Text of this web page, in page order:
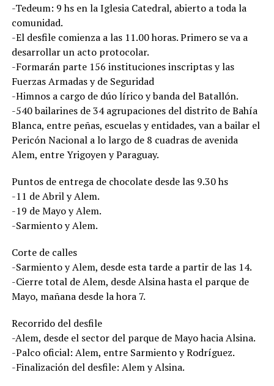
-Tedeum: 9 hs en la Iglesia Catedral, abierto a toda la
comunidad.
-El desfile comienza a las 11.00 horas. Primero se va a
desarrollar un acto protocolar.
-Formarán parte 156 instituciones inscriptas y las
Fuerzas Armadas y de Seguridad
-Himnos a cargo de dúo lírico y banda del Batallón.
-540 bailarines de 34 agrupaciones del distrito de Bahía
Blanca, entre peñas, escuelas y entidades, van a bailar el
Pericón Nacional a lo largo de 8 cuadras de avenida
Alem, entre Yrigoyen y Paraguay.
Puntos de entrega de chocolate desde las 9.30 hs
-11 de Abril y Alem.
-19 de Mayo y Alem.
-Sarmiento y Alem.
Corte de calles
-Sarmiento y Alem, desde esta tarde a partir de las 14.
-Cierre total de Alem, desde Alsina hasta el parque de
Mayo, mañana desde la hora 7.
Recorrido del desfile
-Alem, desde el sector del parque de Mayo hacia Alsina.
-Palco oficial: Alem, entre Sarmiento y Rodríguez.
-Finalización del desfile: Alem y Alsina.